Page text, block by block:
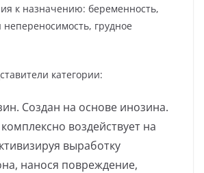
к назначению: беременность,
грудное
категории:
Создан на основе инозина.
воздействует на
выработку
нанося повреждение,